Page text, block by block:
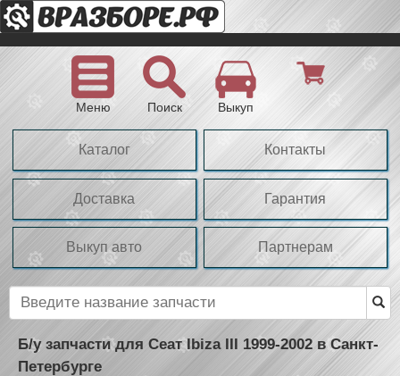
Меню Поиск Выкуп
Каталог Контакты
Доставка Гарантия
Выкуп авто Партнерам
Б/у запчасти для Сеат Ibiza III 1999-2002 в Санкт-
Петербурге